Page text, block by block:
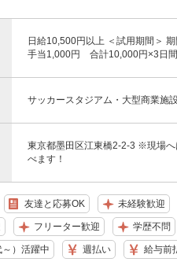
日給10,500円以上 ＜試用期間＞
手当1,000円 合計10,000円×3日
サッカースタジアム・大型商業施
東京都墨田区江東橋2-2-3 ※現場
べます！
友達と応募OK 未経験歓迎
フリーター歓迎 学歴不問
）活躍中 週払い 給与前